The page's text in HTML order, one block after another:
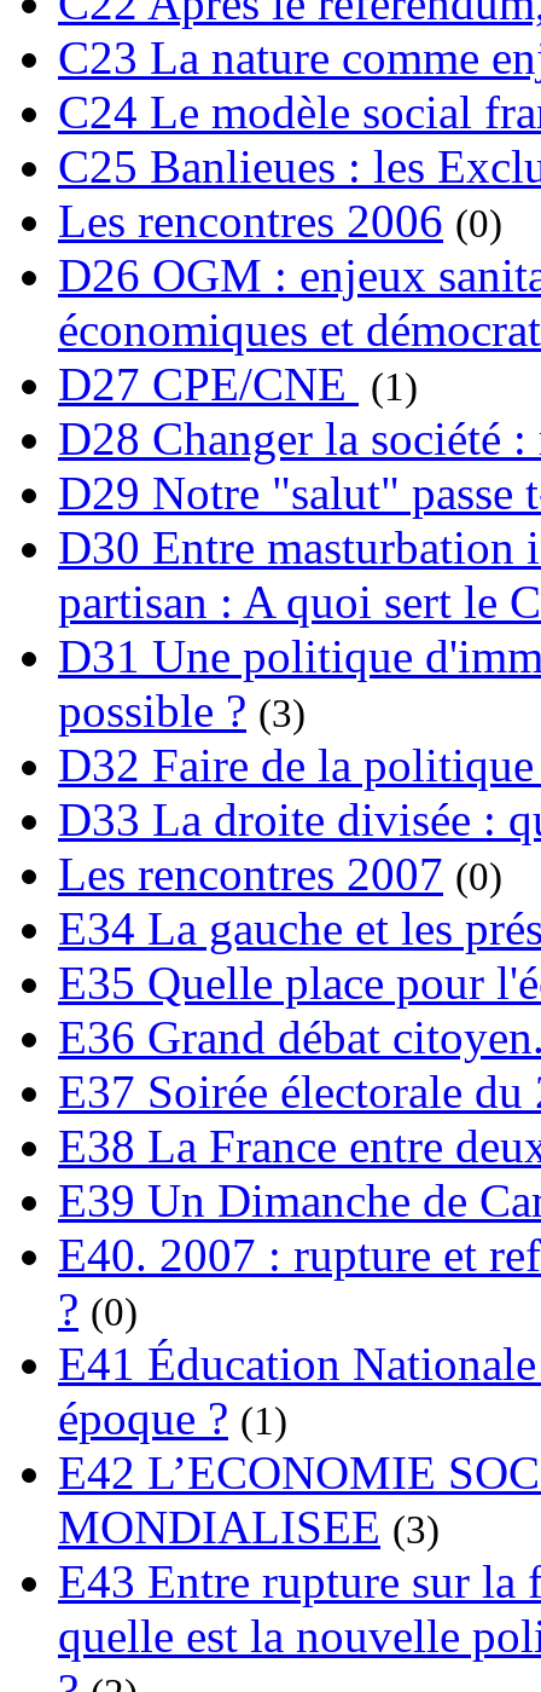
C23 La nature comme
C24 Le modèle social
C25 Banlieues : les
Les rencontres 2006 (0)
D26 OGM : enjeux
économiques et
D27 CPE/CNE
(1)
D28 Changer la société
D29 Notre "salut" passe
D30 Entre masturbation
partisan : A quoi sert le
D31 Une politique
possible ? (3)
D32 Faire de la
D33 La droite divisée :
Les rencontres 2007 (0)
E34 La gauche et les
E35 Quelle place pour
E36 Grand débat
E37 Soirée électorale
E38 La France entre
E39 Un Dimanche de
E40. 2007 : rupture et
? (0)
E41 Éducation
époque ? (1)
E42 L’ECONOMIE
MONDIALISEE (3)
E43 Entre rupture sur
quelle est la nouvelle